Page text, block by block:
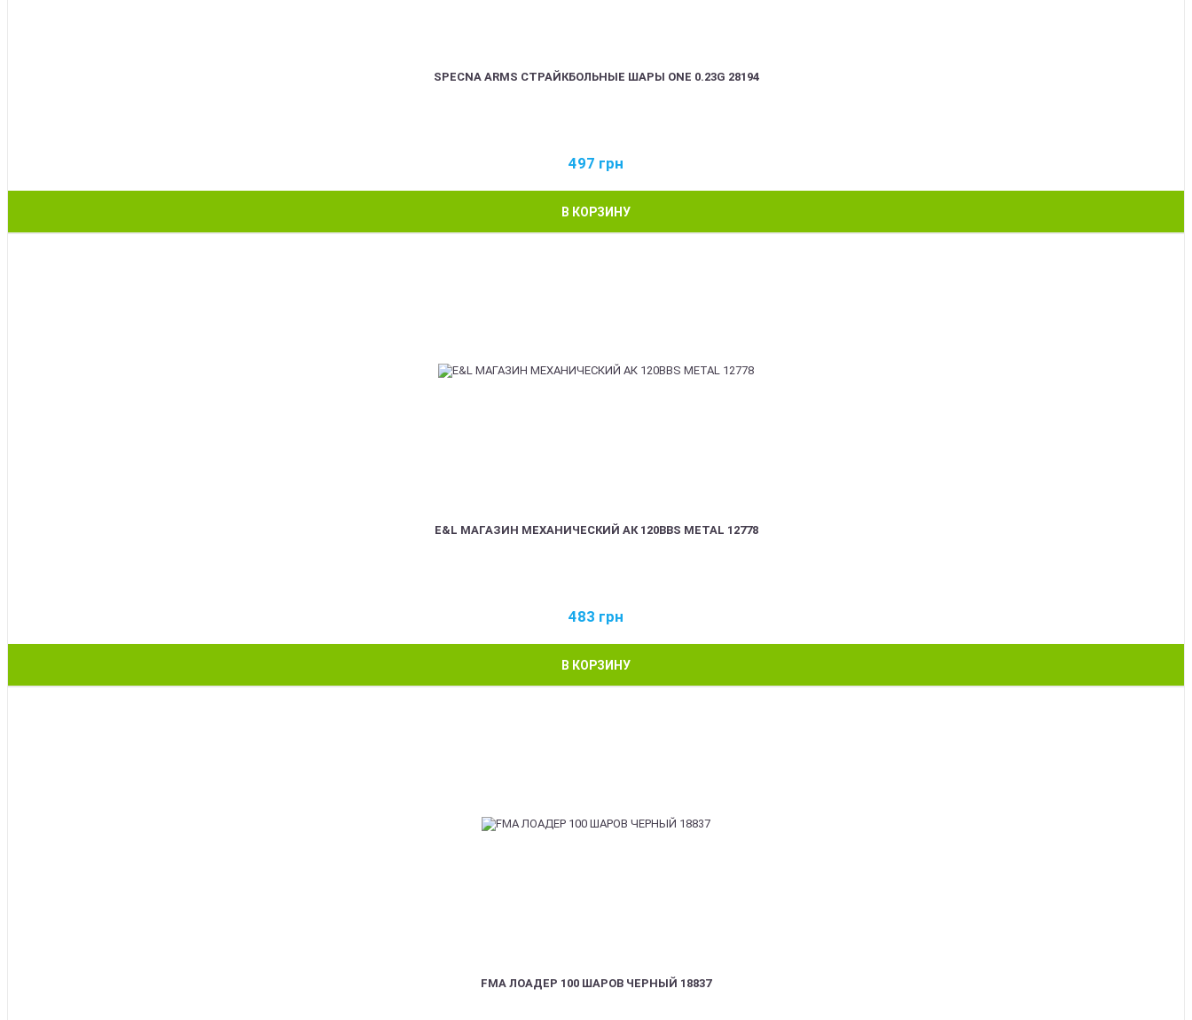
SPECNA ARMS СТРАЙКБОЛЬНЫЕ ШАРЫ ONE 0.23G 28194
497 грн
В КОРЗИНУ
E&L МАГАЗИН МЕХАНИЧЕСКИЙ АК 120BBS METAL 12778
483 грн
В КОРЗИНУ
FMA ЛОАДЕР 100 ШАРОВ ЧЕРНЫЙ 18837